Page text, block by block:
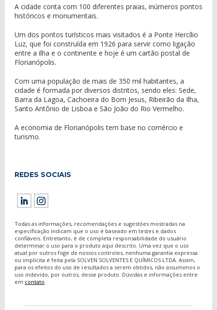
A cidade conta com 100 diferentes praias, inúmeros pontos
históricos e monumentais.
Um dos pontos turísticos mais visitados é a Ponte Hercílio
Luz, que foi construída em 1926 para servir como ligação
entre a ilha e o continente e hoje é um cartão postal de
Florianópolis.
Com uma população de mais de 350 mil habitantes, a
cidade é formada por diversos distritos, sendo eles: Sede,
Barra da Lagoa, Cachoeira do Bom Jesus, Ribeirão da Ilha,
Santo Antônio de Lisboa e São João do Rio Vermelho.
A economia de Florianópolis tem base no comércio e
turismo.
REDES SOCIAIS
Todas as informações, recomendações e sugestões mostradas na
especificação indicam que o uso é baseado em testes e dados
confiáveis. Entretanto, é de completa responsabilidade do usuário
determinar o uso para o produto aqui descrito. Uma vez que o uso
atual por outros foge de nossos controles, nenhuma garantia expressa
ou implícita é feita pela SOLVEN SOLVENTES E QUÍMICOS LTDA. Assim,
para os efeitos do uso de resultados a serem obtidos, não assumimos o
uso indevido, por outros, desse produto. Dúvidas e informações entre
em contato